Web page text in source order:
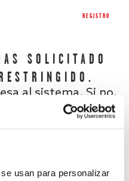
usan para personalizar
REGISTRO
SOLICITADO
al sistema. Si no,